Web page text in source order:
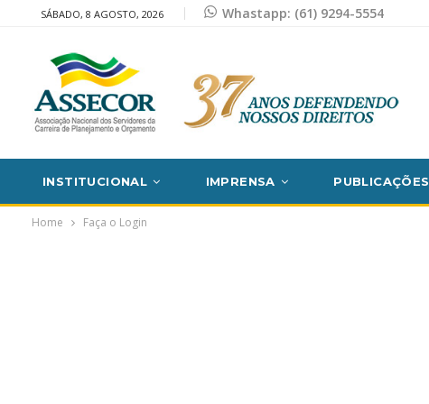
SÁBADO, 8 AGOSTO, 2026 Whastapp: (61) 9294-5554
INSTITUCIONAL IMPRENSA PUBLICAÇÕES
Home Faça o Login